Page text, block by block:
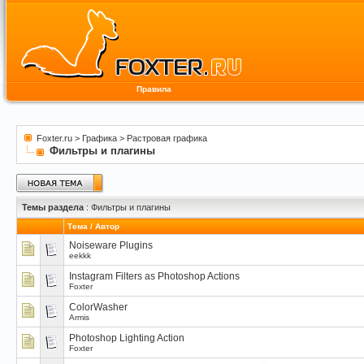
Правила
Foxter.ru > Графика > Растровая графика
Фильтры и плагины
Темы раздела : Фильтры и плагины
Тема / Автор
Noiseware Plugins
eekkk
Instagram Filters as Photoshop Actions
Foxter
ColorWasher
Armis
Photoshop Lighting Action
Foxter